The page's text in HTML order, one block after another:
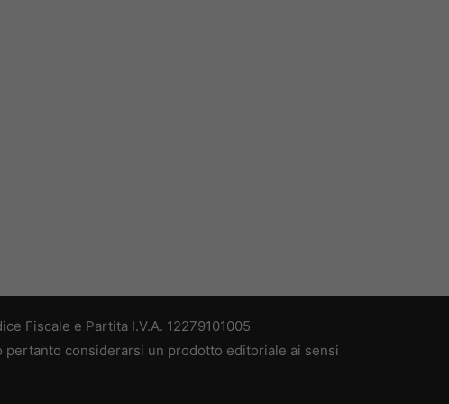
Fiscale e Partita I.V.A. 12279101005
considerarsi un prodotto editoriale ai sensi